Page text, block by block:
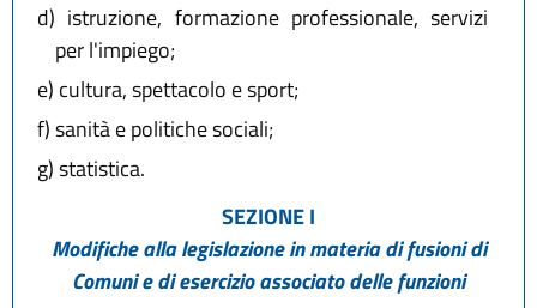
d) istruzione, formazione professionale, servizi
per l'impiego;
e) cultura, spettacolo e sport;
f)sanità e politiche sociali;
g)statistica.
SEZIONE I
Modifiche alla legislazione in materia di fusioni di
Comuni e di esercizio associato delle funzioni